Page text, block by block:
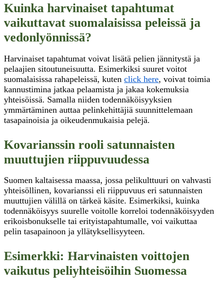
Kuinka harvinaiset tapahtumat
vaikuttavat suomalaisissa peleissä ja
vedonlyönnissä?
Harvinaiset tapahtumat voivat lisätä pelien jännitystä ja
pelaajien sitoutuneisuutta. Esimerkiksi suuret voitot
suomalaisissa rahapeleissä, kuten click here, voivat toimia
kannustimina jatkaa pelaamista ja jakaa kokemuksia
yhteisöissä. Samalla niiden todennäköisyyksien
ymmärtäminen auttaa pelinkehittäjiä suunnittelemaan
tasapainoisia ja oikeudenmukaisia pelejä.
Kovarianssin rooli satunnaisten
muuttujien riippuvuudessa
Suomen kaltaisessa maassa, jossa pelikulttuuri on vahvasti
yhteisöllinen, kovarianssi eli riippuvuus eri satunnaisten
muuttujien välillä on tärkeä käsite. Esimerkiksi, kuinka
todennäköisyys suurelle voitolle korreloi todennäköisyyden
erikoisbonukselle tai erityistapahtumalle, voi vaikuttaa
pelin tasapainoon ja yllätyksellisyyteen.
Esimerkki: Harvinaisten voittojen
vaikutus peliyhteisöihin Suomessa